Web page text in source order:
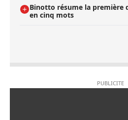
Binotto résume la première
en cinq mots